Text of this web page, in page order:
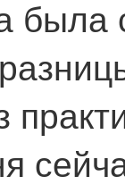
была